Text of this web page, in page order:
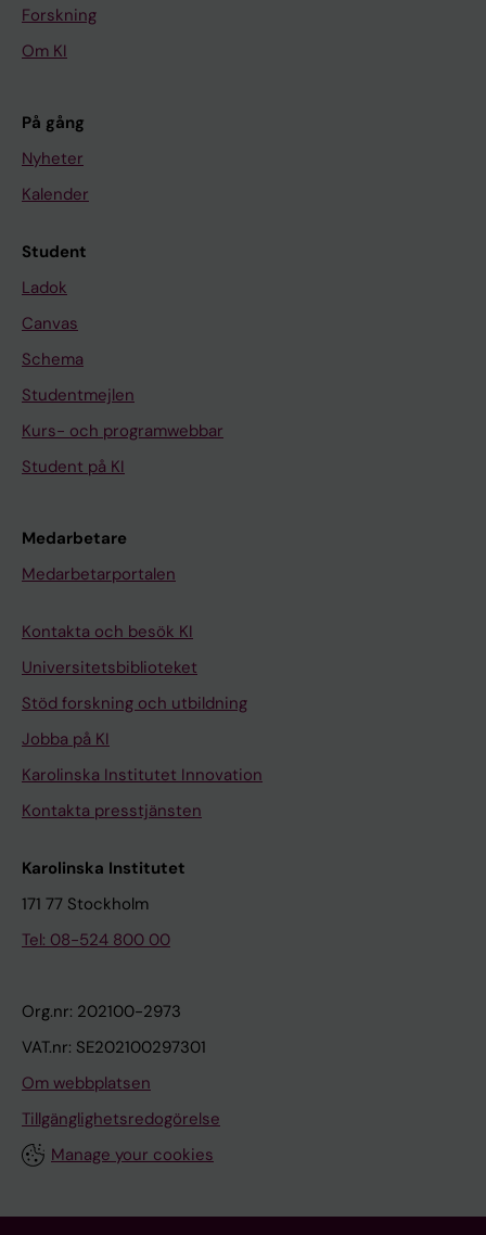
Forskning
Om KI
På gång
Nyheter
Kalender
Student
Ladok
Canvas
Schema
Studentmejlen
Kurs- och programwebbar
Student på KI
Medarbetare
Medarbetarportalen
Kontakta och besök KI
Universitetsbiblioteket
Stöd forskning och utbildning
Jobba på KI
Karolinska Institutet Innovation
Kontakta presstjänsten
Karolinska Institutet
171 77 Stockholm
Tel: 08-524 800 00
Org.nr: 202100-2973
VAT.nr: SE202100297301
Om webbplatsen
Tillgänglighetsredogörelse
Manage your cookies